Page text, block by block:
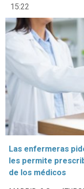
15:22
Las enfermeras
les permite
de los médicos